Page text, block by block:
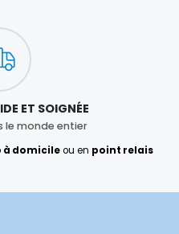
ET SOIGNÉE
le monde entier
à domicileou en point relais